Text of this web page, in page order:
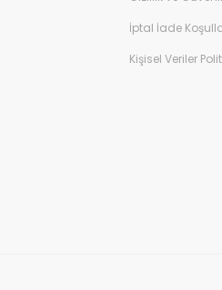
İptal İade
Kişisel Veriler